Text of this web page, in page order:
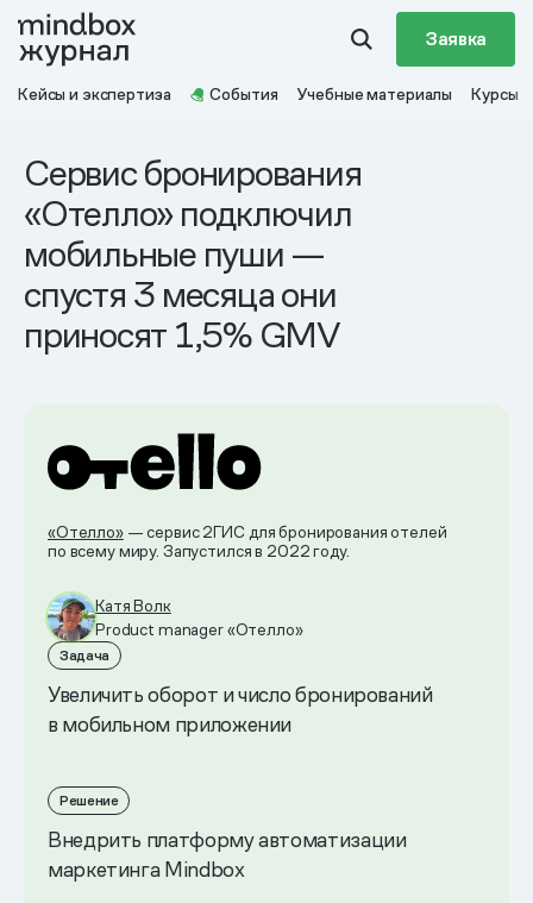
Заявка
Кейсы и экспертиза События Учебные материалы Курсы
Сервис бронирования
«Отелло» подключил
мобильные пуши —
спустя 3 месяца они
приносят 1,5% GMV
«Отелло»— сервис 2ГИС для бронирования отелей
по всему миру. Запустился в 2022 году.
Катя Волк
Product manager «Отелло»
Задача
Увеличить оборот и число бронирований
в мобильном приложении
Решение
Внедрить платформу автоматизации
маркетинга Mindbox